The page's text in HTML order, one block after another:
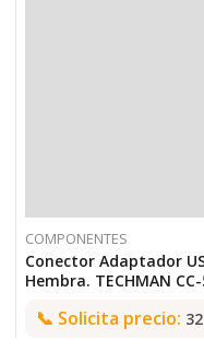
COMPONENTES
Conector Adaptador
Hembra.
📞 Solicita precio: